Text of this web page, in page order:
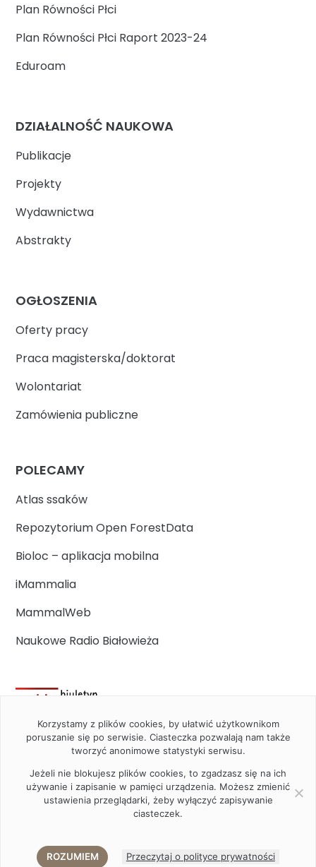
Plan Równości Płci
Plan Równości Płci Raport 2023-24
Eduroam
DZIAŁALNOŚĆ NAUKOWA
Publikacje
Projekty
Wydawnictwa
Abstrakty
OGŁOSZENIA
Oferty pracy
Praca magisterska/doktorat
Wolontariat
Zamówienia publiczne
POLECAMY
Atlas ssaków
Repozytorium Open ForestData
Bioloc – aplikacja mobilna
iMammalia
MammalWeb
Naukowe Radio Białowieża
Korzystamy z plików cookies, by ułatwić użytkownikom
poruszanie się po serwisie. Ciasteczka pozwalają nam także
tworzyć anonimowe statystyki serwisu.
Jeżeli nie blokujesz plików cookies, to zgadzasz się na ich
używanie i zapisanie w pamięci urządzenia. Możesz zmienić
ustawienia przeglądarki, żeby wyłączyć zapisywanie
ciasteczek.
ROZUMIEM Przeczytaj o polityce prywatności